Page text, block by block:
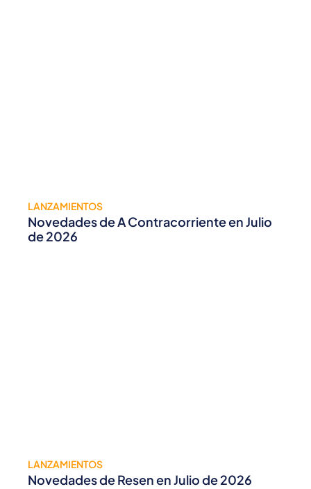
LANZAMIENTOS
Novedades de A Contracorriente en Julio
de 2026
LANZAMIENTOS
Novedades de Resen en Julio de 2026